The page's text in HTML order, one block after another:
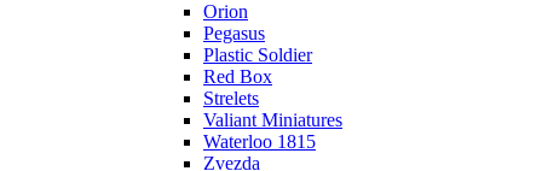
Orion
Pegasus
Plastic Soldier
Red Box
Strelets
Valiant Miniatures
Waterloo 1815
Zvezda